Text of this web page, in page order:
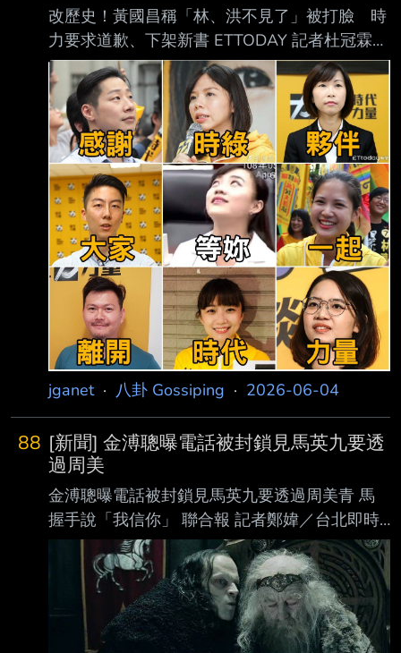
改歷史！黃國昌稱「林、洪不見了」被打臉 時
力要求道歉、下架新書 ETTODAY 記者杜冠霖／
台北報導 。但根據當年多家媒體報導、時力新
聞稿及 檢方不起訴處分書記載，直到黃國昌所
述時間點，徐永明、林昶佐、洪慈庸、黃國昌四
人仍 在場。黃的說法與事實不符。時代力量今
（4日）批評，黃國昌不能為了墊高自己竄改歷
史 ，要求黃國昌應公開道歉、更正內容，並在
完成更正前全面下架該書。 黃國昌於新書《向
光前行》中，描述 2018 年時代力量反對勞基法
二修縮短輪班間隔、鬆綁 七休一等條文於凱道
抗爭時「凌晨醒來、身邊戰友都不見了
jganet· 八卦 Gossiping · 2026-06-04
88 [新聞] 金溥聰曝電話被封鎖見馬英九要透
過周美
金溥聰曝電話被封鎖見馬英九要透過周美青 馬
握手說「我信你」 聯合報 記者鄭媁／台北即時
報導 馬英九基金會家變延燒，國安會前秘書長
金溥聰日前舉行記者會公布事證，遭指控的前執
行長蕭旭岑批金是挾怨報復喊告。金溥聰今天表
示，他想見馬英九電話卻被封鎖，要透過 周美
青才見到馬英九。見到面時，馬英九還握著他的